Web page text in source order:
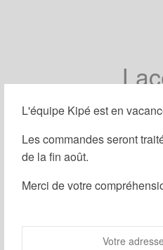
L'équipe Kipé est en
Les commandes seront
de la fin août.
Merci de votre
Filtrer